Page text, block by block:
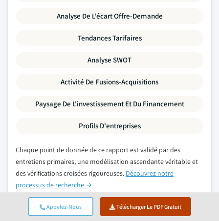
Appelez-Nous Télécharger Le PDF Gratuit
Analyse De L'écart Offre-Demande
Tendances Tarifaires
Analyse SWOT
Activité De Fusions-Acquisitions
Paysage De L'investissement Et Du Financement
Profils D'entreprises
Chaque point de donnée de ce rapport est validé par des
entretiens primaires, une modélisation ascendante véritable et
des vérifications croisées rigoureuses. Découvrez notre
processus de recherche →